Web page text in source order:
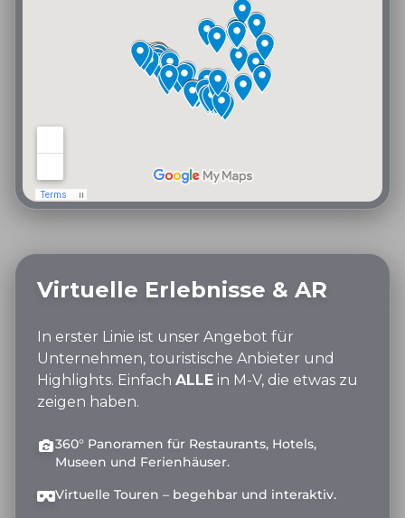
Virtuelle Erlebnisse & AR
In erster Linie ist unser Angebot für
Unternehmen, touristische Anbieter und
Highlights. Einfach ALLE in M-V, die etwas zu
zeigen haben.
360° Panoramen für Restaurants, Hotels,
Museen und Ferienhäuser.
Virtuelle Touren – begehbar und interaktiv.